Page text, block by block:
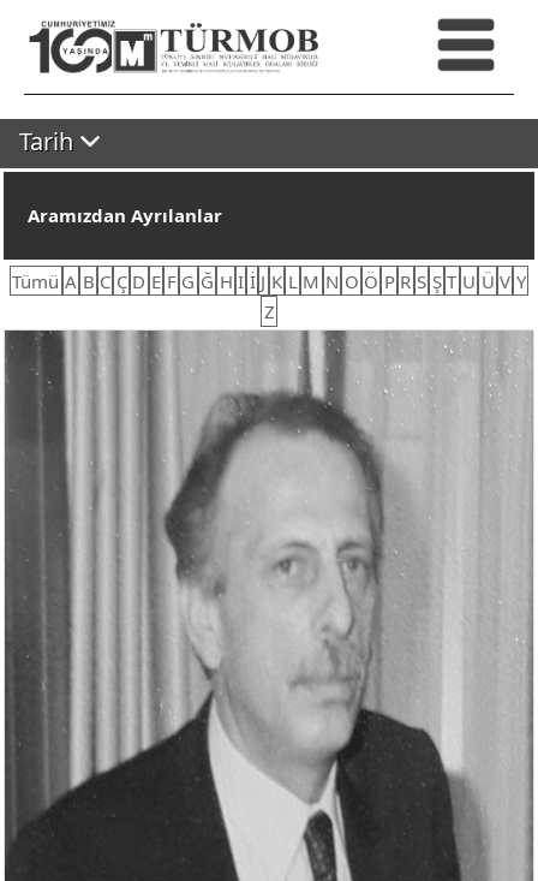
Tarih
Aramızdan Ayrılanlar
Tümü A B C Ç D E F G Ğ H I İ J K L M N O Ö P R S Ş T U Ü V Y
Z